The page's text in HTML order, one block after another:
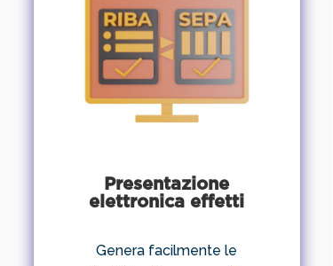
Presentazione
elettronica effetti
Genera facilmente le